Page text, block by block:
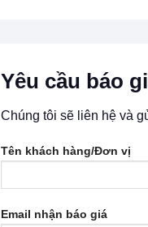
Yêu cầu báo
Chúng tôi sẽ liên hệ và
Tên khách hàng/Đơn vị
Email nhận báo giá